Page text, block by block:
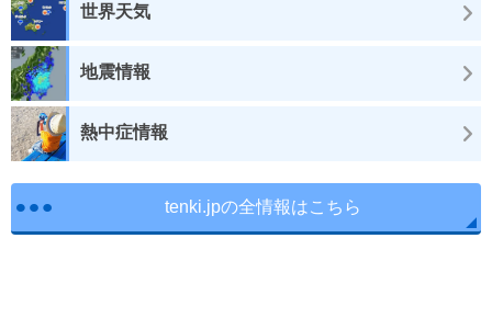
世界天気
地震情報
熱中症情報
tenki.jpの全情報はこちら